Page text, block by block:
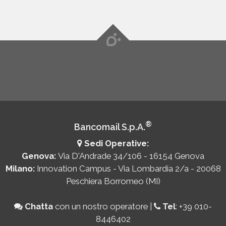
Bancomail S.p.A.®
Sedi Operative:
Genova: Via D'Andrade 34/106 - 16154 Genova
Milano: Innovation Campus - Via Lombardia 2/a - 20068
Peschiera Borromeo (MI)
Chatta con un nostro operatore | Tel: +39 010-
8446402